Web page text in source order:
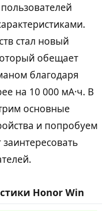
стал новый
обещает
благодаря
на 10 000 мА·ч. В
основные
и попробуем
Honor Win